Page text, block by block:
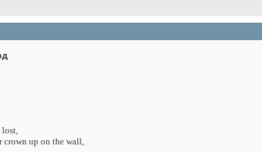
lost,
crown up on the wall,